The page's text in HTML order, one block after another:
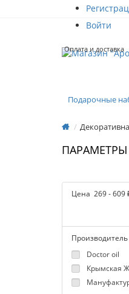
Войти
Оплата и доставка
Подарочные
ПАРАМЕТРЫ
Цена 269-609
Производитель
Doctor oil
Крымская